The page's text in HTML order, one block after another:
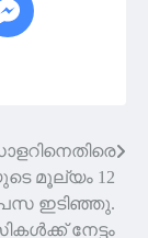
മൂല്യം 12
ഇടിഞ്ഞു.
നേട്ടം